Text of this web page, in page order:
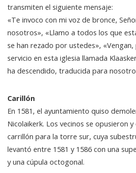
transmiten el siguiente mensaje:
«Te invoco con mi voz de bronce,
nosotros», «Llamo a todos los que
se han rezado por ustedes»,
servicio en esta iglesia llamada
ha descendido, traducida para
Carillón
En 1581, el ayuntamiento quiso
Nicolaikerk. Los vecinos se opusieron
carrillón para la torre sur, cuya
levantó entre 1581 y 1586 con una
y una cúpula octogonal.